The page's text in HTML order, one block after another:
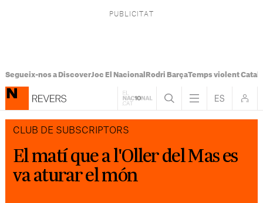
Segueix-nos a DiscoverJoc El Nacional Rodri BarçaTemps violent
CLUB DE SUBSCRIPTORS
El matí que a l'Oller del Mas es
va aturar el món